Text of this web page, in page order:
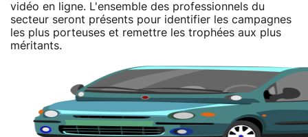
vidéo en ligne. L'ensemble des professionnels du
secteur seront présents pour identifier les campagnes
les plus porteuses et remettre les trophées aux plus
méritants.